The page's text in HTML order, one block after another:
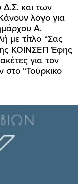
Δ.Σ. και των
λόγο για
Α.
με τίτλο “Σας
ΚΟΙΝΣΕΠ Έφης
για τον
“Τούρκικο